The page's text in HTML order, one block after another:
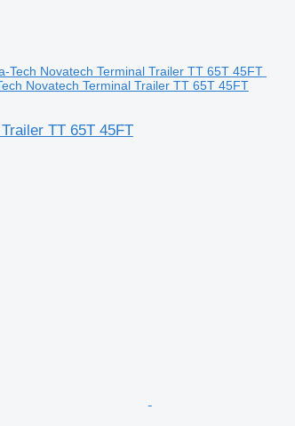
Novatech Terminal Trailer TT 65T 45FT
TT 65T 45FT